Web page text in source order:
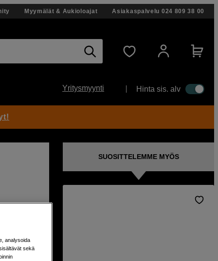
Myymälät & Aukioloajat Asiakaspalvelu 024 809 38 00
Yritysmyynti Hinta sis. alv
SUOSITTELEMME MYÖS
analysoida
sekä